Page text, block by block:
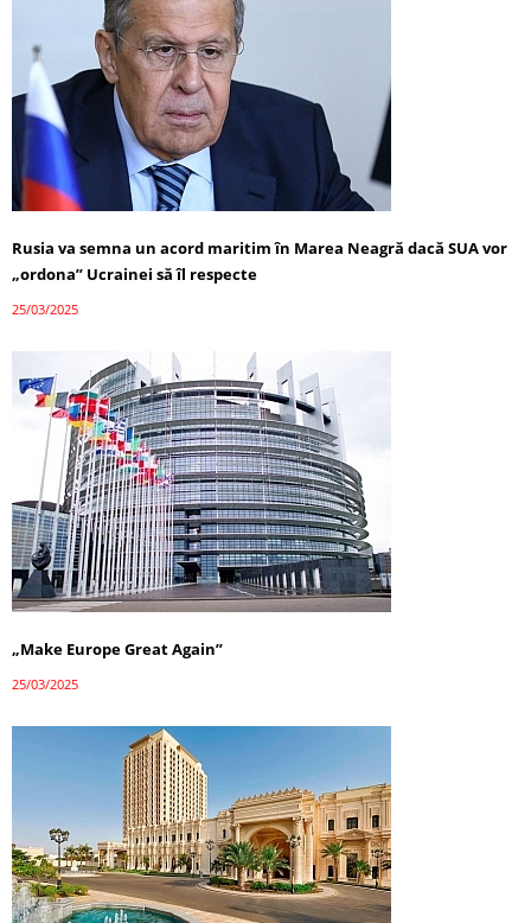
Rusia va semna un acord maritim în Marea Neagră dacă SUA vor
„ordona” Ucrainei să îl respecte
25/03/2025
„Make Europe Great Again”
25/03/2025